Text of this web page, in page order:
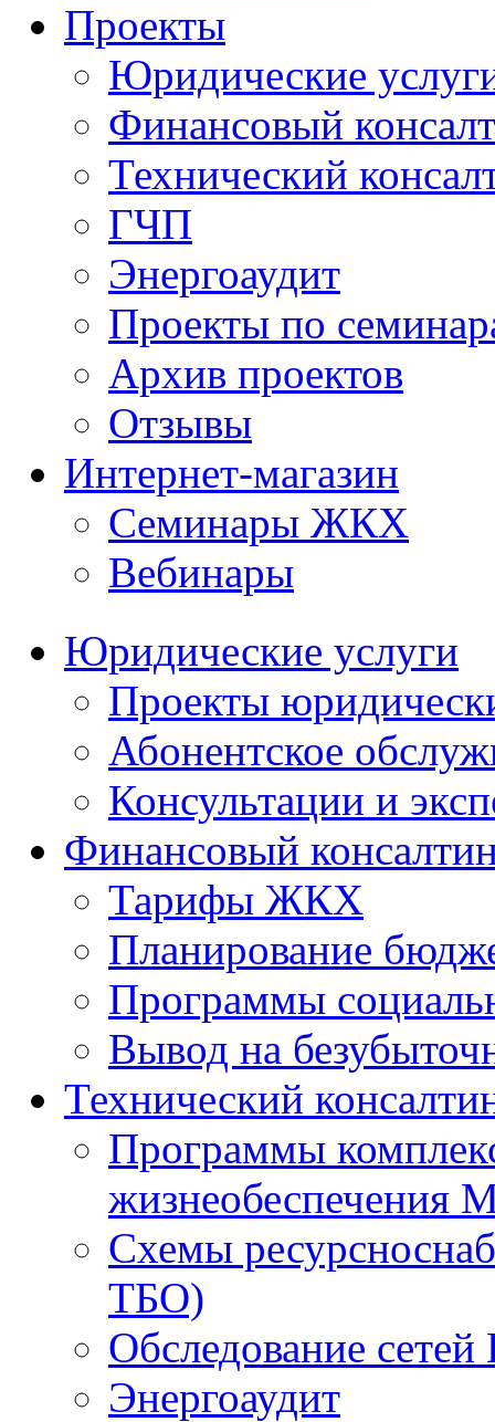
Проекты
Юридические
Финансовый
Технический
ГЧП
Энергоаудит
Проекты по
Архив проектов
Отзывы
Интернет-магазин
Семинары ЖКХ
Вебинары
Юридические услуги
Проекты
Абонентское
Консультации и
Финансовый
Тарифы ЖКХ
Планирование
Программы
Вывод на
Технический
Программы
жизнеобеспечения
Схемы
ТБО)
Обследование
Энергоаудит